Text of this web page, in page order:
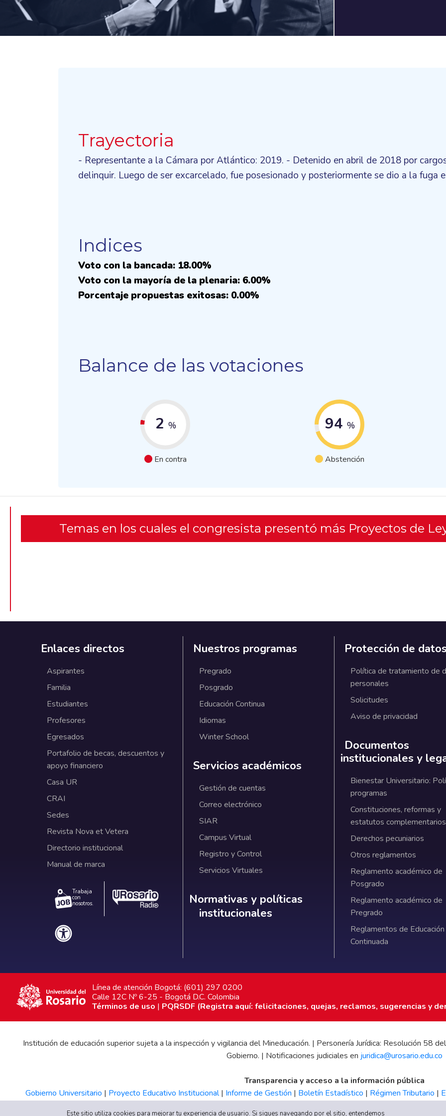
Trayectoria
- Representante a la Cámara por Atlántico: 2019. - Detenido en abril de 2018 por
delinquir. Luego de ser excarcelado, fue posesionado y posteriormente se dio a la fuga
Indices
Voto con la bancada: 18.00%
Voto con la mayoría de la plenaria: 6.00%
Porcentaje propuestas exitosas: 0.00%
Balance de las votaciones
2 %
En contra
94 %
Abstención
Temas en los cuales el congresista presentó más Proyectos de
Enlaces directos
Aspirantes
Familia
Estudiantes
Profesores
Egresados
Portafolio de becas, descuentos y
apoyo financiero
Casa UR
CRAI
Sedes
Revista Nova et Vetera
Directorio institucional
Manual de marca
Trabaja
con
nosotros.
Nuestros programas
Pregrado
Posgrado
Educación Continua
Idiomas
Winter School
Servicios académicos
Gestión de cuentas
Correo electrónico
SIAR
Campus Virtual
Registro y Control
Servicios Virtuales
Normativas y políticas institucionales
Normativas y políticas
institucionales
Protección de
Política de tratamiento de
personales
Solicitudes
Aviso de privacidad
Documentos
institucionales y
Bienestar Universitario:
programas
Constituciones, reformas y
estatutos complementarios
Derechos pecuniarios
Otros reglamentos
Reglamento académico de
Posgrado
Reglamento académico de
Pregrado
Reglamentos de Educación
Continuada
Línea de atención Bogotá: (601) 297 0200
Calle 12C Nº 6-25 - Bogotá D.C. Colombia
Términos de uso | PQRSDF (Registra aquí: felicitaciones, quejas, reclamos, sugerencias y
Institución de educación superior sujeta a la inspección y vigilancia del Mineducación. | Personería Jurídica: Resolución
Gobierno. | Notificaciones judiciales en juridica@urosario.edu.co
Transparencia y acceso a la información pública
Gobierno Universitario | Proyecto Educativo Institucional| Informe de Gestión | Boletín Estadístico | Régimen Tributario |
Este sitio utiliza cookies para mejorar tu experiencia de usuario. Si sigues navegando por el sitio, entendemos